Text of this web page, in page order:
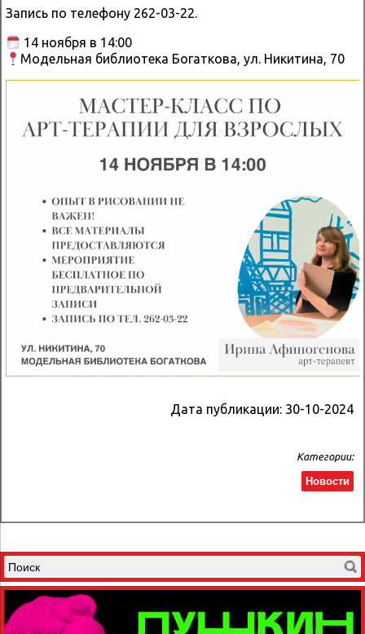
Запись по телефону 262-03-22.
14 ноября в 14:00
Модельная библиотека Богаткова, ул. Никитина, 70
Дата публикации: 30-10-2024
Категории:
Новости